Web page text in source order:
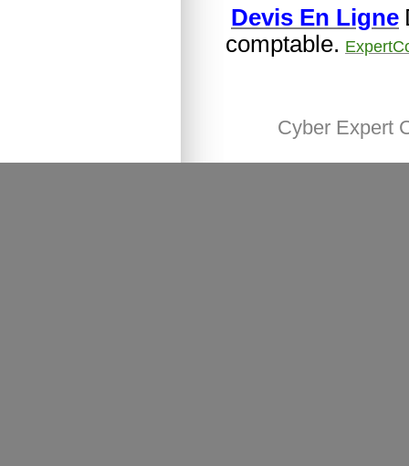
Devis En Ligne
comptable.
Cyber Expert